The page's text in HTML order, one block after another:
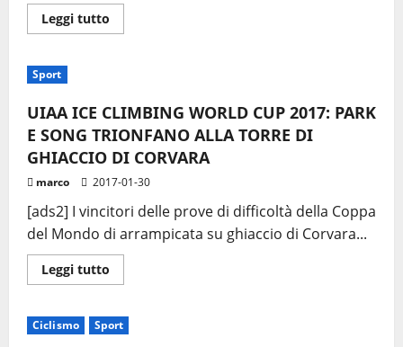
Leggi tutto
di
LE
GARE
PREVISTE
Sport
UIAA ICE CLIMBING WORLD CUP 2017: PARK
E SONG TRIONFANO ALLA TORRE DI
GHIACCIO DI CORVARA
marco 2017-01-30
[ads2] I vincitori delle prove di difficoltà della Coppa
del Mondo di arrampicata su ghiaccio di Corvara...
Leggi tutto
di
UIAA
ICE
Ciclismo Sport